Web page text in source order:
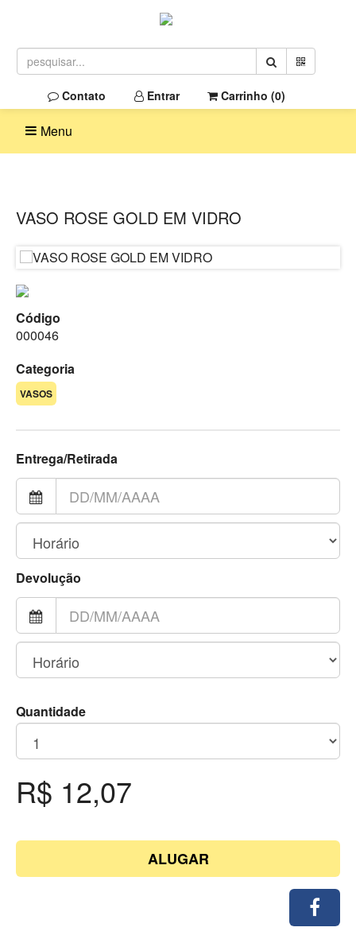
Contato Entrar Carrinho (0)
Menu
VASO ROSE GOLD EM VIDRO
Código
000046
Categoria
VASOS
Entrega/Retirada
Devolução
Quantidade
R$ 12,07
ALUGAR